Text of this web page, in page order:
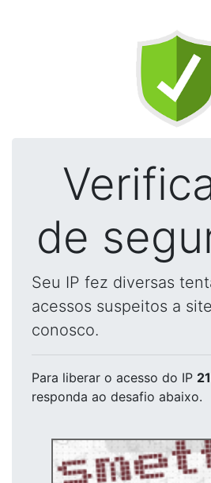
de
Seu IP fez diversas
acessos suspeitos a
conosco.
Para liberar o acesso do IP
responda ao desafio abaixo.